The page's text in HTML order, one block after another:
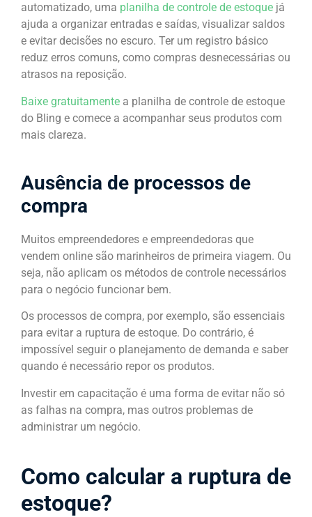
automatizado, uma planilha de controle de estoque já
ajuda a organizar entradas e saídas, visualizar saldos
e evitar decisões no escuro. Ter um registro básico
reduz erros comuns, como compras desnecessárias ou
atrasos na reposição.
Baixe gratuitamente a planilha de controle de estoque
do Bling e comece a acompanhar seus produtos com
mais clareza.
Ausência de processos de
compra
Muitos empreendedores e empreendedoras que
vendem online são marinheiros de primeira viagem. Ou
seja, não aplicam os métodos de controle necessários
para o negócio funcionar bem.
Os processos de compra, por exemplo, são essenciais
para evitar a ruptura de estoque. Do contrário, é
impossível seguir o planejamento de demanda e saber
quando é necessário repor os produtos.
Investir em capacitação é uma forma de evitar não só
as falhas na compra, mas outros problemas de
administrar um negócio.
Como calcular a ruptura de
estoque?